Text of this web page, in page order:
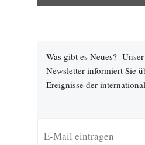
Was gibt es Neues?
Newsletter informiert Sie
Ereignisse der